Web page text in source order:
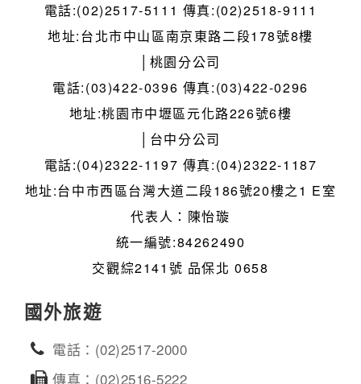
電話:(02)2517-5111 傳真:(02)2518-9111
地址:台北市中山區南京東路二段178號8樓
│桃園分公司
電話:(03)422-0396 傳真:(03)422-0296
地址:桃園市中壢區元化路226號6樓
│台中分公司
電話:(04)2322-1197 傳真:(04)2322-1187
地址:台中市西區台灣大道二段186號20樓之1 E室
代表人：陳怡璇
統一編號:84262490
交觀綜2141號 品保北 0658
國外旅遊
電話：(02)2517-2000
傳真：(02)2516-5222